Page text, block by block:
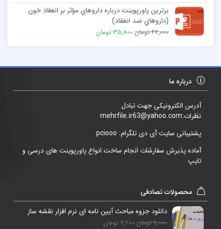
برترین پاورپوینت درباره داروهاي مؤثر بر انعقاد خون
(داروهاي ضد انعقاد)
42,000 تومان 35,800 تومان
درباره ما
آدرس الکترونیکی جهت تبادل
نظرات:mehrfile.ir63@yahoo.com
پشتیبانی سایت آی دی تلگرام: pciooo
آماده پذیرش سفارشات انجام ساخت انواع پاورپوینت های درسی و
تایپ
محصولات تصادفی
دانلود جزوه مباحث آیین نامه ای نرم افزار نقشه ساز
9,000 تومان 7,200 تومان